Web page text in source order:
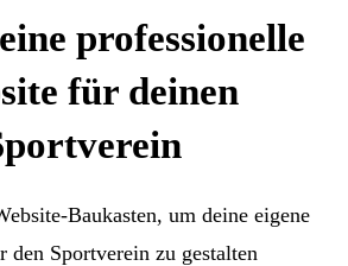
professionelle
für deinen
Baukasten, um deine eigene
den Sportverein zu gestalten